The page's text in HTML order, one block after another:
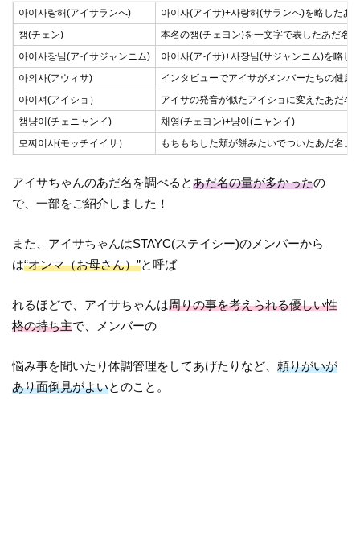
아이사랑해(アイサランへ)
아이사(アイサ)+사랑해(サランへ)を略したあ
챙(チェン)
本名の챙(チェヨン)を一文字で表したあだ名。
아이사장님(アイサジャンニム)
아이사(アイサ)+사장님(サジャンニム)を略し
아의사(アウィサ)
インタビューでアイサがメンバーたちの健康
아이셔(アイショ）
アイサの発音が似たアイショに変えたあだ名
챙냥이(チェニャンイ)
채영(チェヨン)+냥이(ニャンイ)
모찌이사(モッチイイサ）
もちもちした頬が餅みたいでついたあだ名。
アイサちゃんのあだ名を調べるとあだ名の量が多かったの
で、一部をご紹介しました！
また、アイサちゃんはSTAYC(ステイシー)のメンバーから
は“オンマ（お母さん）”と呼ば
れるほどで、アイサちゃんは周りの事を考えられる優しい性
格の持ち主で、メンバーの
悩み事を聞いたり体調管理をしてあげたりなど、頼りがいが
あり面倒見がよいとのこと。